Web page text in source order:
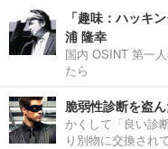
「趣味：ハッキ
浦 隆幸
国内 OSINT 第一
たら
脆弱性診断を盗
かくして「良い診
り別物に交換され